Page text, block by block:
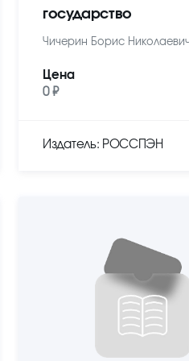
государство
Чичерин Борис
Цена
0 ₽
Издатель: РОССПЭН